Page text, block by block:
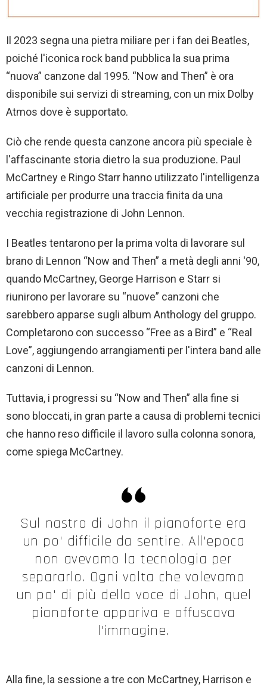
Il 2023 segna una pietra miliare per i fan dei Beatles,
poiché l'iconica rock band pubblica la sua prima
“nuova” canzone dal 1995. “Now and Then” è ora
disponibile sui servizi di streaming, con un mix Dolby
Atmos dove è supportato.
Ciò che rende questa canzone ancora più speciale è
l'affascinante storia dietro la sua produzione. Paul
McCartney e Ringo Starr hanno utilizzato l'intelligenza
artificiale per produrre una traccia finita da una
vecchia registrazione di John Lennon.
I Beatles tentarono per la prima volta di lavorare sul
brano di Lennon “Now and Then” a metà degli anni '90,
quando McCartney, George Harrison e Starr si
riunirono per lavorare su “nuove” canzoni che
sarebbero apparse sugli album Anthology del gruppo.
Completarono con successo “Free as a Bird” e “Real
Love”, aggiungendo arrangiamenti per l'intera band alle
canzoni di Lennon.
Tuttavia, i progressi su “Now and Then” alla fine si
sono bloccati, in gran parte a causa di problemi tecnici
che hanno reso difficile il lavoro sulla colonna sonora,
come spiega McCartney.
Sul nastro di John il pianoforte era
un po' difficile da sentire. All'epoca
non avevamo la tecnologia per
separarlo. Ogni volta che volevamo
un po' di più della voce di John, quel
pianoforte appariva e offuscava
l'immagine.
Alla fine, la sessione a tre con McCartney, Harrison e